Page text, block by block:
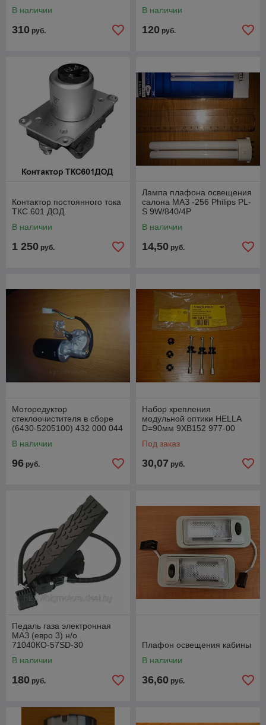
В наличии
310 руб.
В наличии
120 руб.
Контактор постоянного тока
ТКС 601 ДОД
В наличии
1 250 руб.
Лампа плафона освещения
салона МАЗ -256 Philips PL-
S 9W/840/4P
В наличии
14,50 руб.
Моторедуктор
стеклоочистителя в сборе
(6430-5205100) 432 000 044
В наличии
96 руб.
Набор крепления
модульной оптики HELLA
D=90мм 9XB152 977-00
Под заказ
30,07 руб.
Педаль газа электронная
МАЗ (евро 3) н/о
71040КО-57SD-30
В наличии
180 руб.
Плафон освещения кабины
В наличии
36,60 руб.